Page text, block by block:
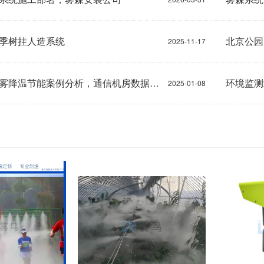
2025-11-17
树挂人造系统
2025-01-08
山西机房喷雾降温节能案例分析，通信机房数据中心风冷式空调室外机喷雾降温系统